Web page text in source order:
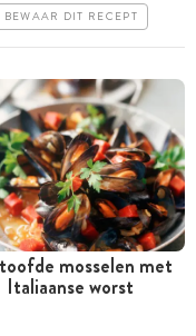
Makkelijk
BEWAAR DIT RECEPT
Minder dan 30 minuten
mosselen met
Italiaanse worst